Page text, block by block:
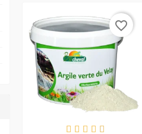
VERFÜGBAR
favorite_border